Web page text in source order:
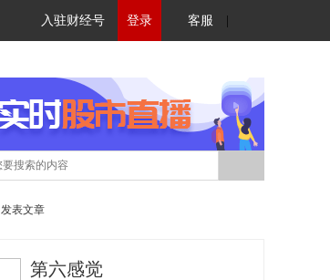
入驻财经号 登录 客服
发表文章
第六感觉